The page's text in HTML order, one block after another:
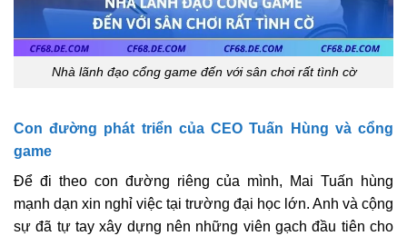
Nhà lãnh đạo cổng game đến với sân chơi rất tình cờ
Con đường phát triển của CEO Tuấn Hùng và cổng
game
Để đi theo con đường riêng của mình, Mai Tuấn hùng
mạnh dạn xin nghỉ việc tại trường đại học lớn. Anh và cộng
sự đã tự tay xây dựng nên những viên gạch đầu tiên cho